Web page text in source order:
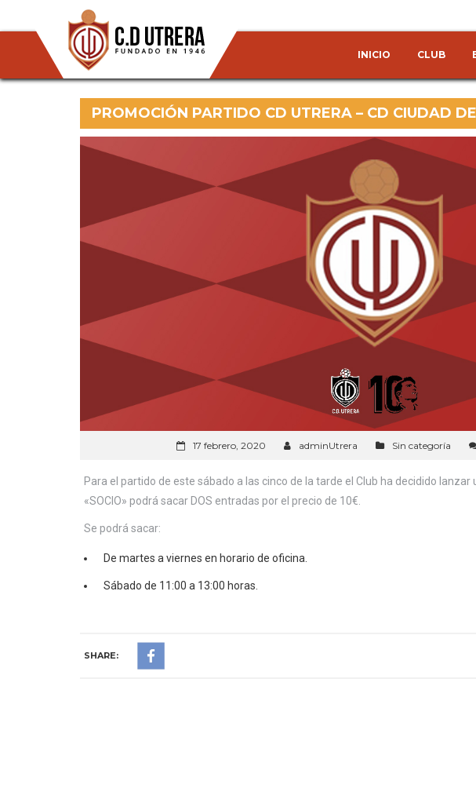
INICIO CLUB
PROMOCIÓN PARTIDO CD UTRERA – CD CIUDAD
17 febrero, 2020 adminUtrera Sin categoría
Para el partido de este sábado a las cinco de la tarde el Club ha decidido
«SOCIO» podrá sacar DOS entradas por el precio de 10€.
Se podrá sacar:
De martes a viernes en horario de oficina.
Sábado de 11:00 a 13:00 horas.
SHARE: